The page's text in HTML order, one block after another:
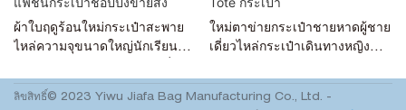
ผ้าใบฤดูร้อนใหม่กระเป๋าสะพาย
ไหล่ความจุขนาดใหญ่นักเรียน
กระเป๋าช้อปปิ้งขายส่ง
ใหม่ตาข่ายกระเป๋าชายหาดผู้ชาย
เดี่ยวไหล่กระเป๋าเดินทางหญิง
Tote กระเป๋า
ลิขสิทธิ์© 2023 Yiwu Jiafa Bag Manufacturing Co., Ltd. -